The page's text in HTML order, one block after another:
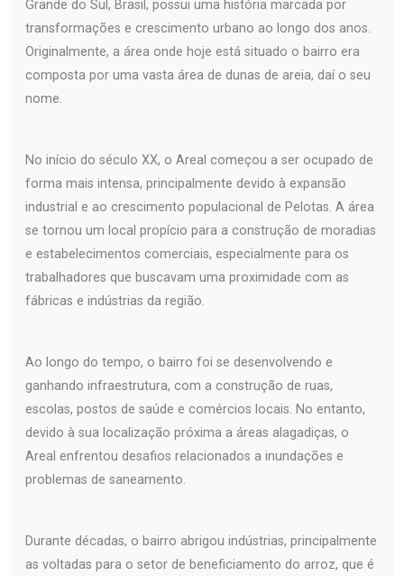
Grande do Sul, Brasil, possui uma história marcada por
transformações e crescimento urbano ao longo dos anos.
Originalmente, a área onde hoje está situado o bairro era
composta por uma vasta área de dunas de areia, daí o seu
nome.
No início do século XX, o Areal começou a ser ocupado de
forma mais intensa, principalmente devido à expansão
industrial e ao crescimento populacional de Pelotas. A área
se tornou um local propício para a construção de moradias
e estabelecimentos comerciais, especialmente para os
trabalhadores que buscavam uma proximidade com as
fábricas e indústrias da região.
Ao longo do tempo, o bairro foi se desenvolvendo e
ganhando infraestrutura, com a construção de ruas,
escolas, postos de saúde e comércios locais. No entanto,
devido à sua localização próxima a áreas alagadiças, o
Areal enfrentou desafios relacionados a inundações e
problemas de saneamento.
Durante décadas, o bairro abrigou indústrias, principalmente
as voltadas para o setor de beneficiamento do arroz, que é